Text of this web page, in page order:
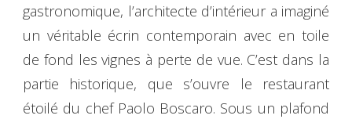
gastronomique, l’architecte d’intérieur a imaginé
un véritable écrin contemporain avec en toile
de fond les vignes à perte de vue. C’est dans la
partie historique, que s’ouvre le restaurant
étoilé du chef Paolo Boscaro. Sous un plafond